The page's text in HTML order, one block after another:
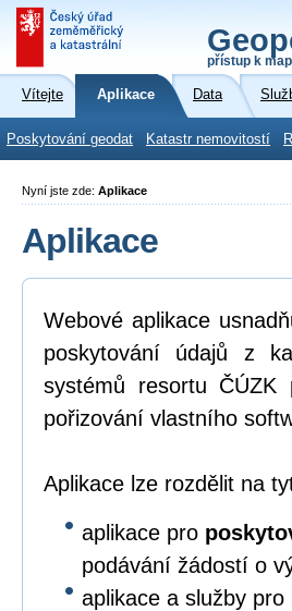
přístup k
Vítejte Aplikace Data
Poskytování geodat Katastr nemovitostí
Nyní jste zde: Aplikace
Aplikace
Webové aplikace
poskytování údajů z
systémů resortu
pořizování vlastního
Aplikace lze rozdělit na
aplikace pro
podávání žádostí o
aplikace a služby